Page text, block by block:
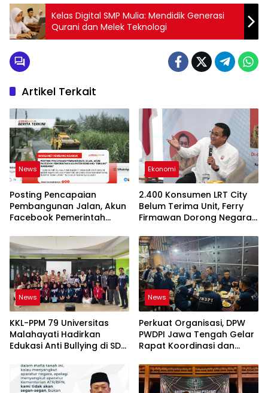
Kelas Digital SMP Mulia: Mendidik Generasi
Qurani dan Melek Teknologi
Artikel Terkait
News
Posting Pencapaian
Pembangunan Jalan, Akun
Facebook Pemerintah
“Dirujak” Warganet
Ekonomi
2.400 Konsumen LRT City
Belum Terima Unit, Ferry
Firmawan Dorong Negara
Konsumen Terlindungi
News
KKL-PPM 79 Universitas
Malahayati Hadirkan
Edukasi Anti Bullying di SD
Metero
News
Perkuat Organisasi, DPW
PWDPI Jawa Tengah Gelar
Rapat Koordinasi dan
Pelantikan Pengurus Baru